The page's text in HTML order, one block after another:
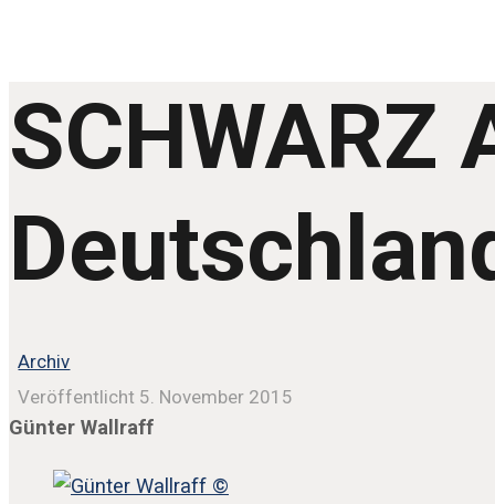
SCHWARZ
Archiv
Veröffentlicht 5. November 2015
Günter Wallraff